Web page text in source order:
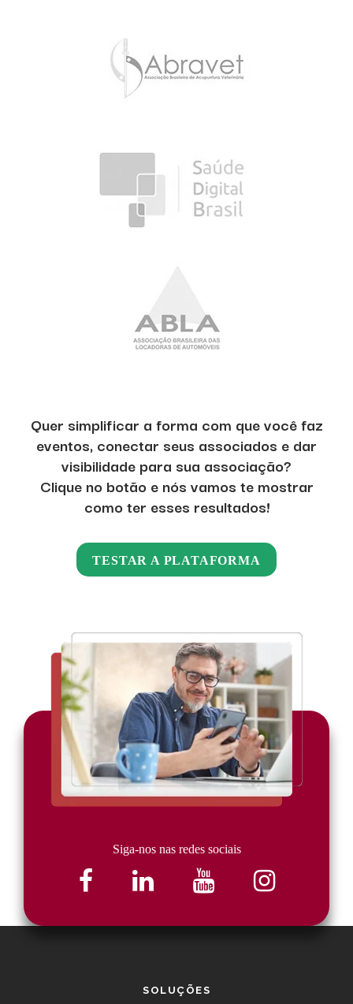
Quer simplificar a forma com que você faz
eventos, conectar seus associados e dar
visibilidade para sua associação?
Clique no botão e nós vamos te mostrar
como ter esses resultados!
TESTAR A PLATAFORMA
Siga-nos nas redes sociais
SOLUÇÕES